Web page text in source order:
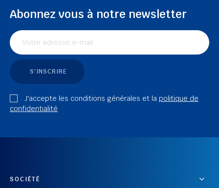
Abonnez vous à notre newsletter
S'INSCRIRE
J'accepte les conditions générales et la politique de
confidentialité
SOCIÉTÉ